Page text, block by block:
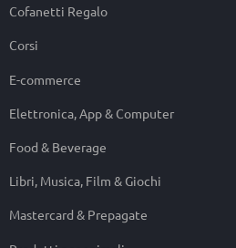
Cofanetti Regalo
Corsi
E-commerce
Elettronica, App & Computer
Food & Beverage
Libri, Musica, Film & Giochi
Mastercard & Prepagate